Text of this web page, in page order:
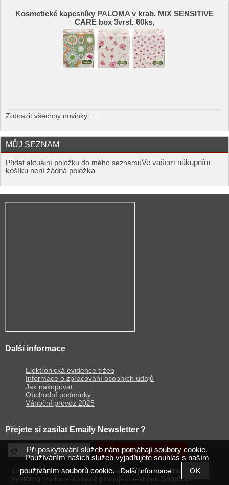
Kosmetické kapesníky PALOMA v krab. MIX SENSITIVE
CARE box 3vrst. 60ks,
Zobrazit všechny novinky ...
MŮJ SEZNAM
Přidat aktuální položku do mého seznamuVe vašem nákupním
košíku není žádná položka
Další informace
Elektronická evidence tržeb
Informace o zpracování osobních údajů
Jak nakupovat
Obchodní podmínky
Vánoční provoz 2025
Přejete si zasílat Emaily Newsletter ?
Copyright ©shop.velkoobchodsas.cz,provozováno na
systému tvorba e-shopu a pronájem e-shopu Shop5.cz
Při poskytování služeb nám pomáhají soubory cookie.
Používáním našich služeb vyjadřujete souhlas s naším
používáním souborů cookie. Další informace